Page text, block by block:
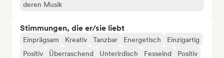
deren Musik
Stimmungen, die er/sie liebt
Einprägsam Kreativ Tanzbar Energetisch
Einzigartig
Positiv
Überraschend Unterirdisch Fesselnd
Positiv